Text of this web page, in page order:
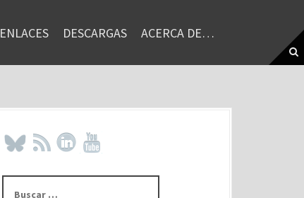
ENLACES DESCARGAS ACERCA DE…